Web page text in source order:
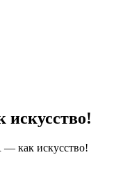
искусство!
— как искусство!